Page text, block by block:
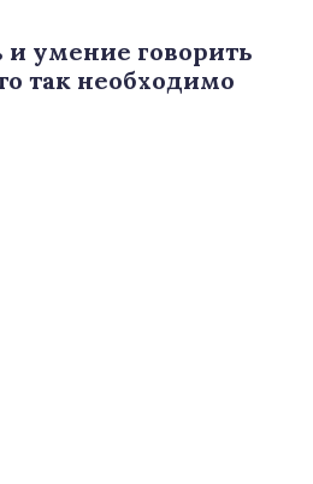
умение говорить
так необходимо